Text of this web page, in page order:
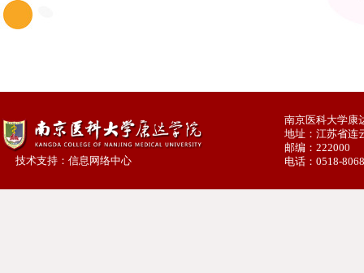
技术支持：信息网络中心
南京医科大学康
地址：江苏省连
邮编：222000
电话：0518-